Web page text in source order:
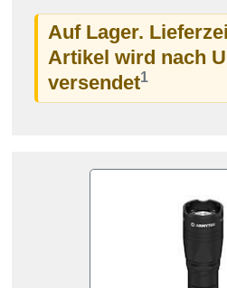
Auf Lager.
Artikel wird nach
versendet1